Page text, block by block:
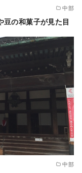
中部
豆の和菓子が見た目
中部